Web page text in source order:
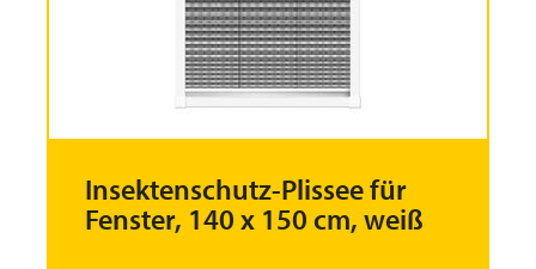
Insektenschutz-Plissee für
Fenster, 140 x 150 cm, weiß